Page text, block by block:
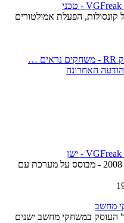
קונסולות, הפעלת אמולטורים
האחרונה
פורום VGFreak הישן עד אמצע 2008 - מבוסס על מערכת עם
מחשב
העוסק במשחקי מחשב ישנים